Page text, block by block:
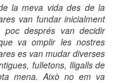
la meva vida des de la
van fundar inicialment
després van decidir
va omplir les nostres
es van mudar diverses
fulletons, lligalls de
mena. Això no em va